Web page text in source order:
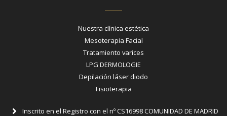
Nuestra clínica estética
Mesoterapia Facial
Tratamiento varices
LPG DERMOLOGIE
Depilación láser diodo
Fisioterapia
Inscrito en el Registro con el nº CS16998 COMUNIDAD DE MADRID